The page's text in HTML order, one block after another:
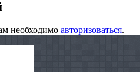
необходимо авторизоваться.